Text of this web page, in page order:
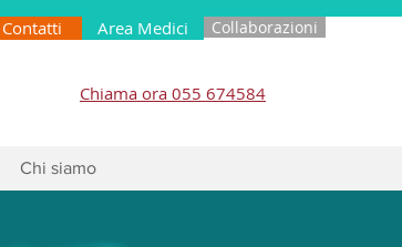
Contatti Area Medici Collaborazioni
Chiama ora 055 674584
Chi siamo